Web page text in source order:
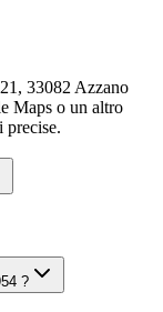
33082 Azzano
Maps o un altro
precise.
?